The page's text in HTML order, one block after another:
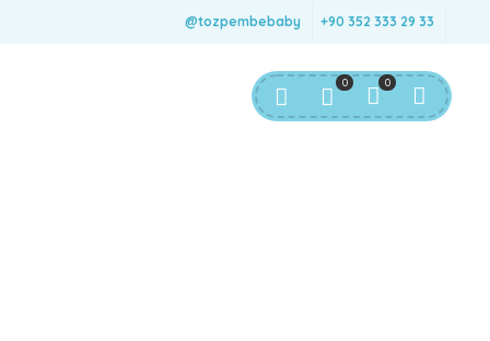
@tozpembebaby +90 352 333 29 33
0
0